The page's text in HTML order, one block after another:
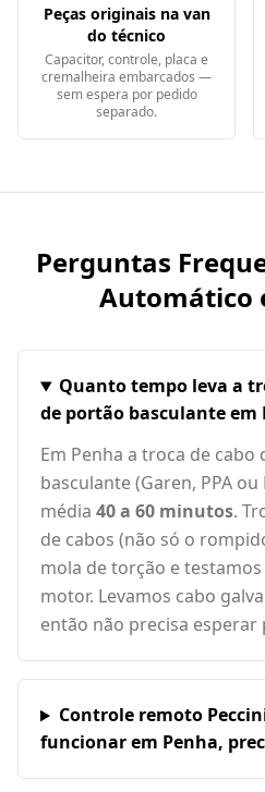
Peças originais na van
do técnico
Capacitor, controle, placa e
cremalheira embarcados —
sem espera por pedido
separado.
Perguntas
Automático
Quanto tempo leva a
de portão basculante em
Em Penha a troca de cabo
basculante (Garen, PPA
média 40 a 60 minutos.
de cabos (não só o
mola de torção e
motor. Levamos cabo
então não precisa esperar
Controle remoto
funcionar em Penha,